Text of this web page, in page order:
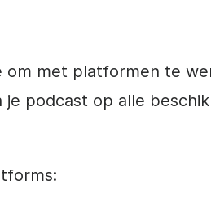
om met platformen te
je podcast op alle